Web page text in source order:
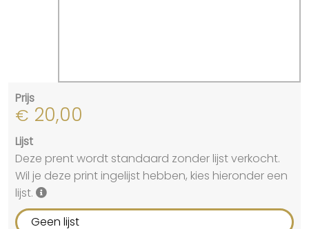
Prijs
€ 20,00
Lijst
Deze prent wordt standaard zonder lijst verkocht.
Wil je deze print ingelijst hebben, kies hieronder een
lijst.
Geen lijst